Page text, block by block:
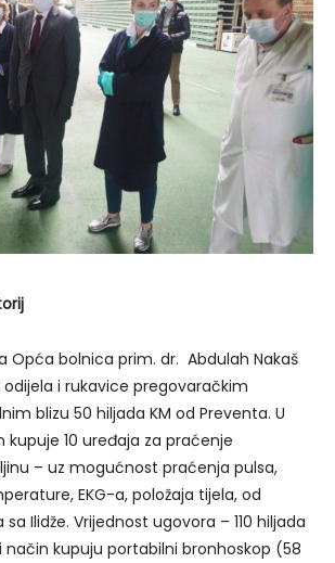
Opća bolnica prim. dr. Abdulah Nakaš
i rukavice pregovaračkim
blizu 50 hiljada KM od Preventa. U
10 uređaja za praćenje
– uz mogućnost praćenja pulsa,
EKG-a, položaja tijela, od
Ilidže. Vrijednost ugovora – 110 hiljada
način kupuju portabilni bronhoskop (58